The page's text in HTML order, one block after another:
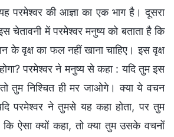
परमेश्वर की आज्ञा का एक भाग है। दूसरा
चेतावनी में परमेश्वर मनुष्य को बताता है कि
के वृक्ष का फल नहीं खाना चाहिए। इस वृक्ष
परमेश्वर ने मनुष्य से कहा : यदि तुम इस
तुम निश्चित ही मर जाओगे। क्या ये वचन
परमेश्वर ने तुमसे यह कहा होता, पर तुम
ऐसा क्यों कहा, तो क्या तुम उसके वचनों